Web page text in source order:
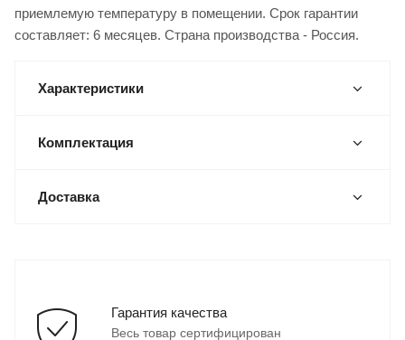
приемлемую температуру в помещении. Срок гарантии
составляет: 6 месяцев. Страна производства - Россия.
Характеристики
Комплектация
Доставка
Гарантия качества
Весь товар сертифицирован